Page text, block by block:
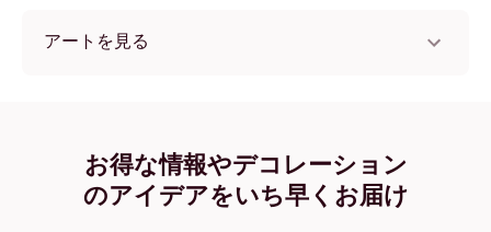
アートを見る
Ethereal Cliffs オーク
Ethereal Cliffs ワイド ブラック
Ethereal Cliffs ワイド ホワイト
お得な情報やデコレーション
のアイデアをいち早くお届け